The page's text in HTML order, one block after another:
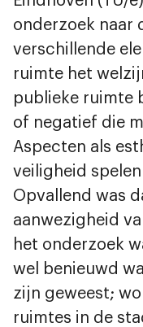
onderzoek naar
verschillende
ruimte het
publieke ruimte
of negatief die
Aspecten als
veiligheid
Opvallend was
aanwezigheid
het onderzoek
wel benieuwd
zijn geweest;
ruimtes in de